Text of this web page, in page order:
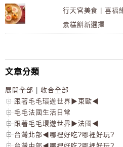
行天宮美食 | 喜福
素糕餅新選擇
文章分類
展開全部
收合全部
跟著毛毛環遊世界▶東歐◀
毛毛法國生活日常
跟著毛毛環遊世界▶法國◀
台灣北部◀哪裡好吃?哪裡好玩?